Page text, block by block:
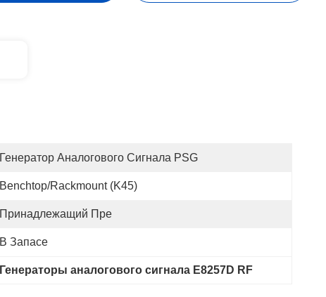
Генератор Аналогового Сигнала PSG
Benchtop/Rackmount (K45)
Принадлежащий Пре
В Запасе
Генераторы аналогового сигнала E8257D RF